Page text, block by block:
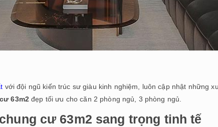
với đội ngũ kiến trúc sư giàu kinh nghiệm, luôn cập nhật những
63m2 đẹp tối ưu cho căn 2 phòng ngủ, 3 phòng ngủ.
cư 63m2 sang trọng tinh tế